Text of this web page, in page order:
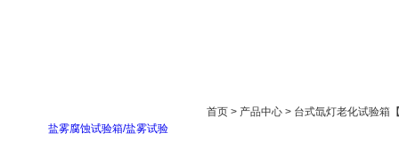
盐雾腐蚀试验箱/盐雾试验
首页 > 产品中心 > 台式氙灯老化试验箱